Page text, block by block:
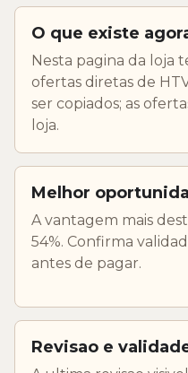
O que existe
Nesta pagina da loja
ofertas diretas de
ser copiados; as
loja.
Melhor
A vantagem mais
54%. Confirma
antes de pagar.
Revisao e